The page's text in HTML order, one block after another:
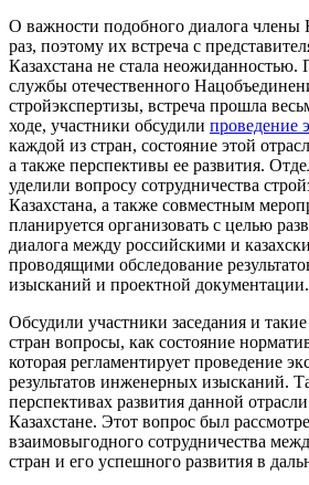
О важности подобного диалога
раз, поэтому их встреча с
Казахстана не стала
службы отечественного
стройэкспертизы, встреча прошла
ходе, участники обсудили проведение
каждой из стран, состояние этой
а также перспективы ее развития.
уделили вопросу сотрудничества
Казахстана, а также совместным
планируется организовать с целью
диалога между российскими и
проводящими обследование
изысканий и проектной документации.
Обсудили участники заседания и
стран вопросы, как состояние
которая регламентирует проведение
результатов инженерных изысканий.
перспективах развития данной
Казахстане. Этот вопрос был
взаимовыгодного сотрудничества
стран и его успешного развития в